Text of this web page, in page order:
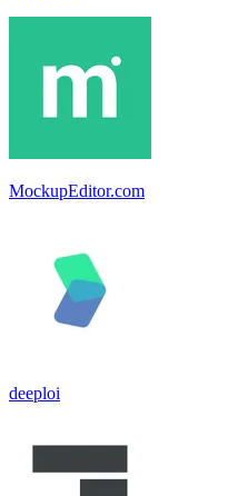
MockupEditor.com
deeploi